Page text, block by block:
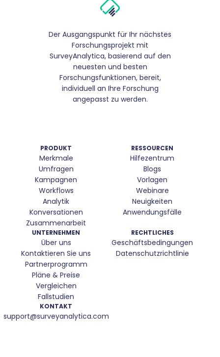
Der Ausgangspunkt für Ihr nächstes
Forschungsprojekt mit
SurveyAnalytica, basierend auf den
neuesten und besten
Forschungsfunktionen, bereit,
individuell an Ihre Forschung
angepasst zu werden.
PRODUKT
Merkmale
Umfragen
Kampagnen
Workflows
Analytik
Konversationen
Zusammenarbeit
RESSOURCEN
Hilfezentrum
Blogs
Vorlagen
Webinare
Neuigkeiten
Anwendungsfälle
UNTERNEHMEN
Über uns
Kontaktieren Sie uns
Partnerprogramm
Pläne & Preise
Vergleichen
Fallstudien
RECHTLICHES
Geschäftsbedingungen
Datenschutzrichtlinie
KONTAKT
support@surveyanalytica.com